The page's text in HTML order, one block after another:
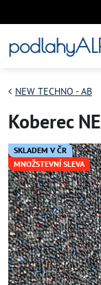
SKLADEM V ČR
MNOŽSTEVNÍ SLEVA
NEW TECHNO - AB
Koberec